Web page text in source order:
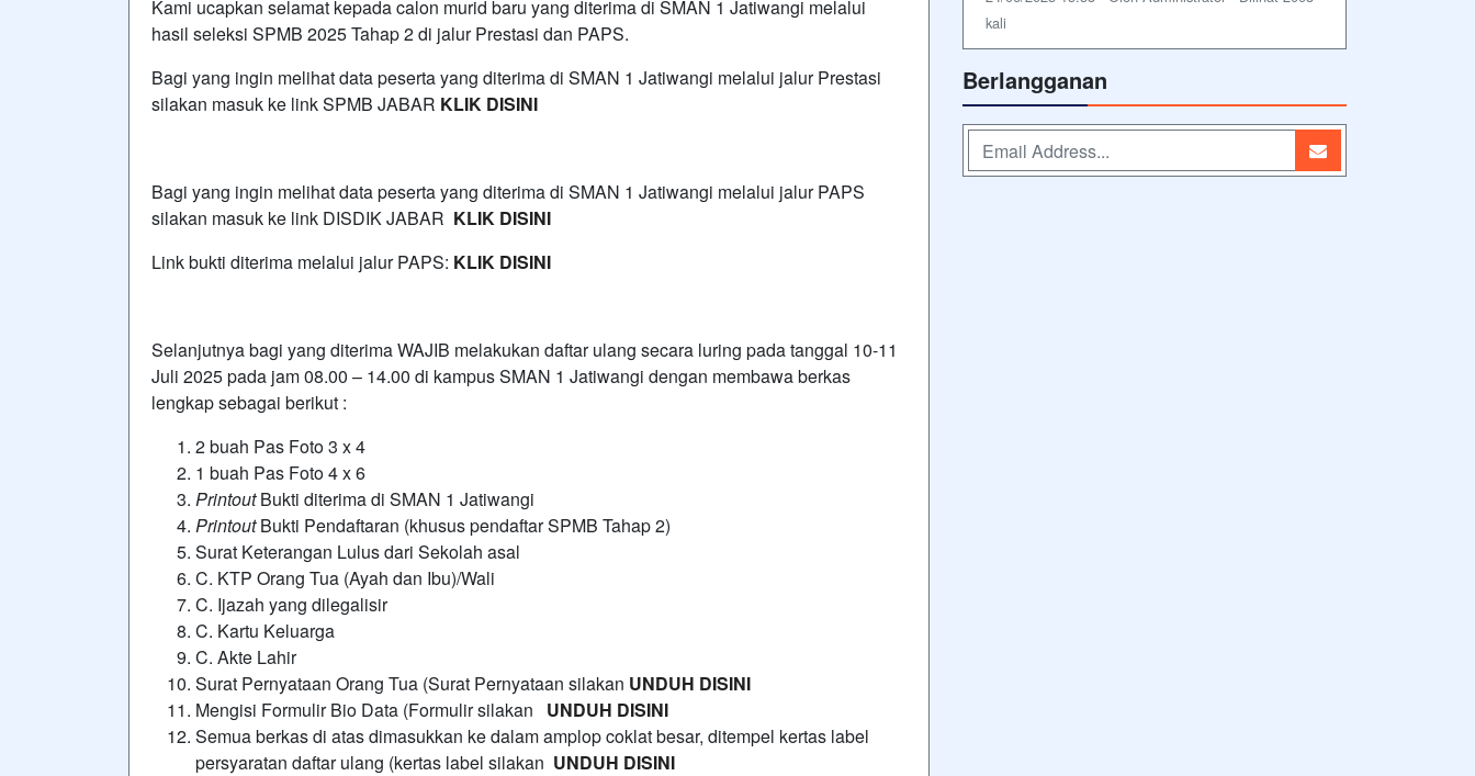
Kami ucapkan selamat kepada calon murid baru yang diterima di SMAN 1 Jatiwangi melalui
hasil seleksi SPMB 2025 Tahap 2 di jalur Prestasi dan PAPS.
Bagi yang ingin melihat data peserta yang diterima di SMAN 1 Jatiwangi melalui jalur Prestasi
silakan masuk ke link SPMB JABAR KLIK DISINI
Bagi yang ingin melihat data peserta yang diterima di SMAN 1 Jatiwangi melalui jalur PAPS
silakan masuk ke link DISDIK JABAR KLIK DISINI
Link bukti diterima melalui jalur PAPS: KLIK DISINI
Selanjutnya bagi yang diterima WAJIB melakukan daftar ulang secara luring pada tanggal 10-11
Juli 2025 pada jam 08.00 – 14.00 di kampus SMAN 1 Jatiwangi dengan membawa berkas
lengkap sebagai berikut :
2 buah Pas Foto 3 x 4
1 buah Pas Foto 4 x 6
PrintoutBukti diterima di SMAN 1 Jatiwangi
PrintoutBukti Pendaftaran (khusus pendaftar SPMB Tahap 2)
Surat Keterangan Lulus dari Sekolah asal
C. KTP Orang Tua (Ayah dan Ibu)/Wali
C. Ijazah yang dilegalisir
C. Kartu Keluarga
C. Akte Lahir
Surat Pernyataan Orang Tua (Surat Pernyataan silakan UNDUH DISINI
Mengisi Formulir Bio Data (Formulir silakan UNDUH DISINI
Semua berkas di atas dimasukkan ke dalam amplop coklat besar, ditempel kertas label
persyaratan daftar ulang (kertas label silakan UNDUH DISINI
kali
Berlangganan